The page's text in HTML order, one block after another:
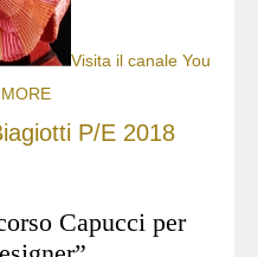
Visita il canale You
P/E 2018
Capucci per